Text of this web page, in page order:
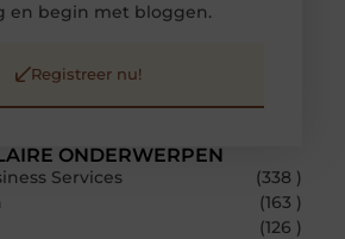
ONDERWERPEN
Services
(338 )
(163 )
(126 )
en begin met bloggen.
Registreer nu!